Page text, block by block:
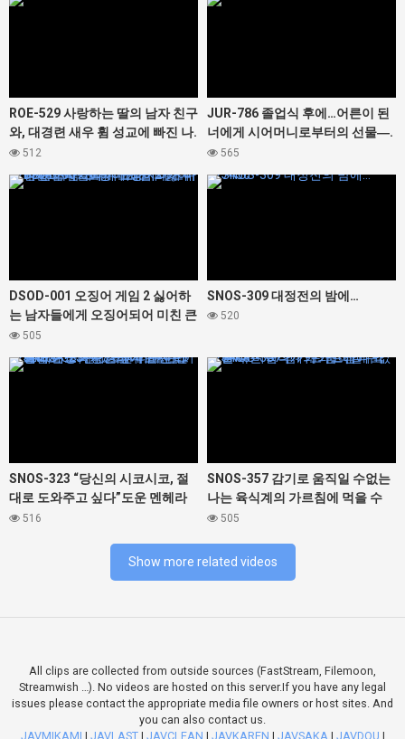
ROE-529 사랑하는 딸의 남자 친구
와, 대경련 새우 휨 성교에 빠진 나.
이나모리 마사
512
JUR-786 졸업식 후에…어른이 된
너에게 시어머니로부터의 선물―.
순회
565
427300
DSOD-001 오징어 게임 2 싫어하
는 남자들에게 오징어되어 미친 큰
가슴 그녀. 미조노 와카 유라카나
히라기 모미지
505
427456
SNOS-309 대정전의 밤에…
520
427460
SNOS-323 “당신의 시코시코, 절
대로 도와주고 싶다”도운 멘헤라
미소녀가 나에게 완전 러브 의존!
자위 지원 미타 마스즈
516
427468
SNOS-357 감기로 움직일 수없는
나는 육식계의 가르침에 먹을 수
버린다! ? 가와고에 니코
505
Show more related videos
All clips are collected from outside sources (FastStream, Filemoon,
Streamwish …). No videos are hosted on this server.If you have any legal
issues please contact the appropriate media file owners or host sites. And
you can also contact us.
JAVMIKAMI | JAVLAST| JAVCLEAN | JAVKAREN | JAVSAKA | JAVDOU |